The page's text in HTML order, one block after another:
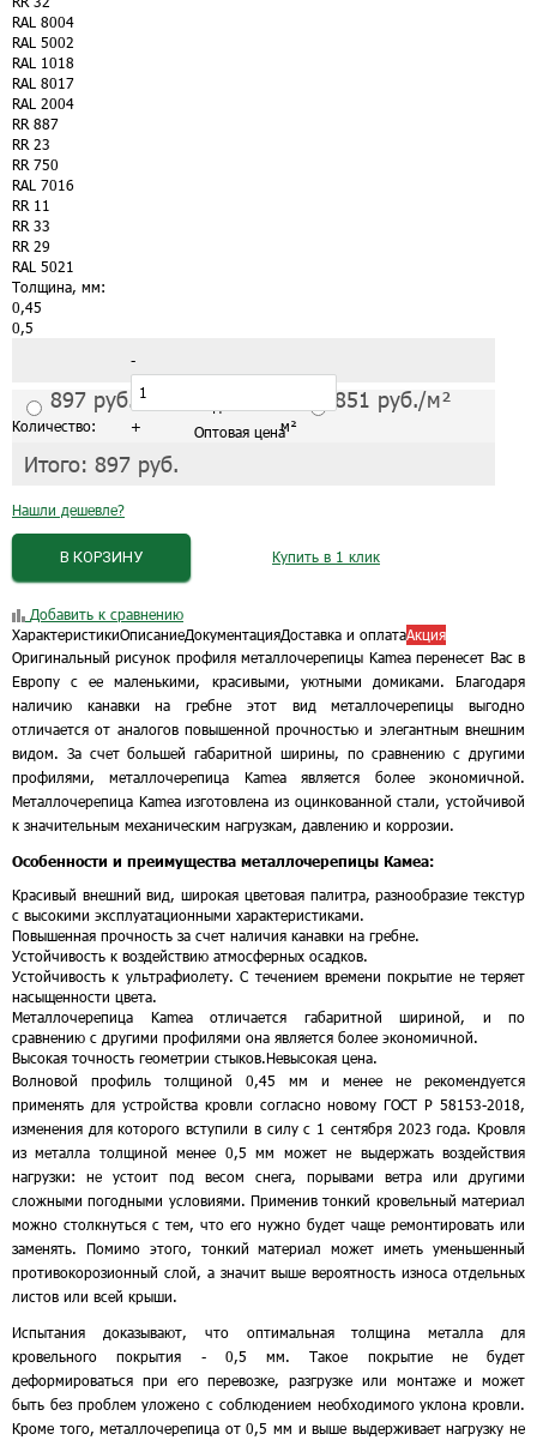
RAL 8004
RAL 5002
RAL 1018
RAL 8017
RAL 2004
RR 887
RR 23
RR 750
RAL 7016
RR 11
RR 33
RR 29
RAL 5021
Толщина, мм:
0,45
0,5
Количество:
-
+ м²
897 руб./м² 851 руб./м²
Оптовая цена
Итого: 897 руб.
Нашли дешевле?
Купить в 1 клик
В КОРЗИНУ
Добавить к сравнению
ХарактеристикиОписаниеДокументацияДоставка и оплатаАкция
Оригинальный рисунок профиля металлочерепицы Kamea перенесет Вас в
Европу с ее маленькими, красивыми, уютными домиками. Благодаря
наличию канавки на гребне этот вид металлочерепицы выгодно
отличается от аналогов повышенной прочностью и элегантным внешним
видом. За счет большей габаритной ширины, по сравнению с другими
профилями, металлочерепица Kamea является более экономичной.
Металлочерепица Kamea изготовлена из оцинкованной стали, устойчивой
к значительным механическим нагрузкам, давлению и коррозии.
Особенности и преимущества металлочерепицы Камеа:
Красивый внешний вид, широкая цветовая палитра, разнообразие текстур
с высокими эксплуатационными характеристиками.
Повышенная прочность за счет наличия канавки на гребне.
Устойчивость к воздействию атмосферных осадков.
Устойчивость к ультрафиолету. С течением времени покрытие не теряет
насыщенности цвета.
Металлочерепица Kamea отличается габаритной шириной, и по
сравнению с другими профилями она является более экономичной.
Высокая точность геометрии стыков.Невысокая цена.
Волновой профиль толщиной 0,45 мм и менее не рекомендуется
применять для устройства кровли согласно новому ГОСТ Р 58153-2018,
изменения для которого вступили в силу с 1 сентября 2023 года. Кровля
из металла толщиной менее 0,5 мм может не выдержать воздействия
нагрузки: не устоит под весом снега, порывами ветра или другими
сложными погодными условиями. Применив тонкий кровельный материал
можно столкнуться с тем, что его нужно будет чаще ремонтировать или
заменять. Помимо этого, тонкий материал может иметь уменьшенный
противокорозионный слой, а значит выше вероятность износа отдельных
листов или всей крыши.
Испытания доказывают, что оптимальная толщина металла для
кровельного покрытия - 0,5 мм. Такое покрытие не будет
деформироваться при его перевозке, разгрузке или монтаже и может
быть без проблем уложено с соблюдением необходимого уклона кровли.
Кроме того, металлочерепица от 0,5 мм и выше выдерживает нагрузку не